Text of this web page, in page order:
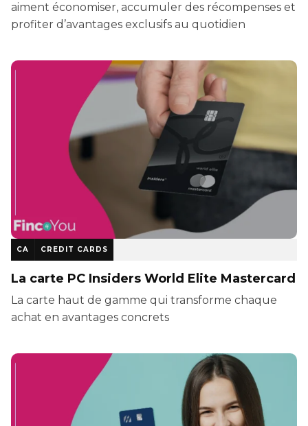
aiment économiser, accumuler des récompenses et
profiter d’avantages exclusifs au quotidien
CA CREDIT CARDS
La carte PC Insiders World Elite Mastercard
La carte haut de gamme qui transforme chaque
achat en avantages concrets